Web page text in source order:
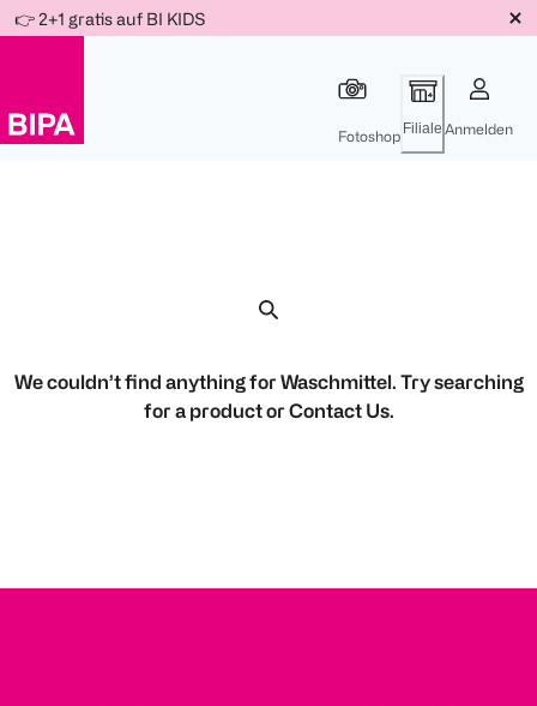
Für
Für
Für
Weiter
zum
👉 2+1 gratis auf BI KIDS
Fotoshop Filiale Anmelden
We couldn’t find anything for Waschmittel. Try searching
for a product orContact Us.